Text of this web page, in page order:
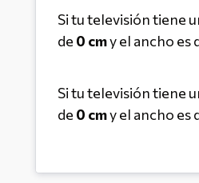
Si tu televisión tiene
de 0 cm y el ancho es
Si tu televisión tiene
de 0 cm y el ancho es